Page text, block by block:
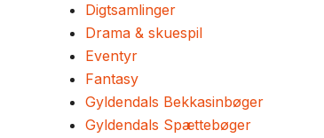
Digtsamlinger
Drama & skuespil
Eventyr
Fantasy
Gyldendals Bekkasinbøger
Gyldendals Spættebøger